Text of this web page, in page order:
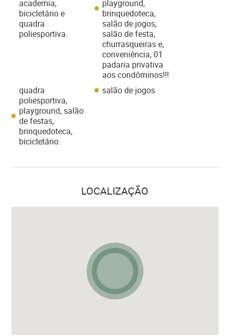
academia,
bicicletário e
quadra
poliesportiva.
playground,
brinquedoteca,
salão de jogos,
salão de festa,
churrasqueiras e,
conveniência, 01
padaria privativa
aos condôminos!!!
quadra
poliesportiva,
playground, salão
de festas,
brinquedoteca,
bicicletário.
salão de jogos
LOCALIZAÇÃO